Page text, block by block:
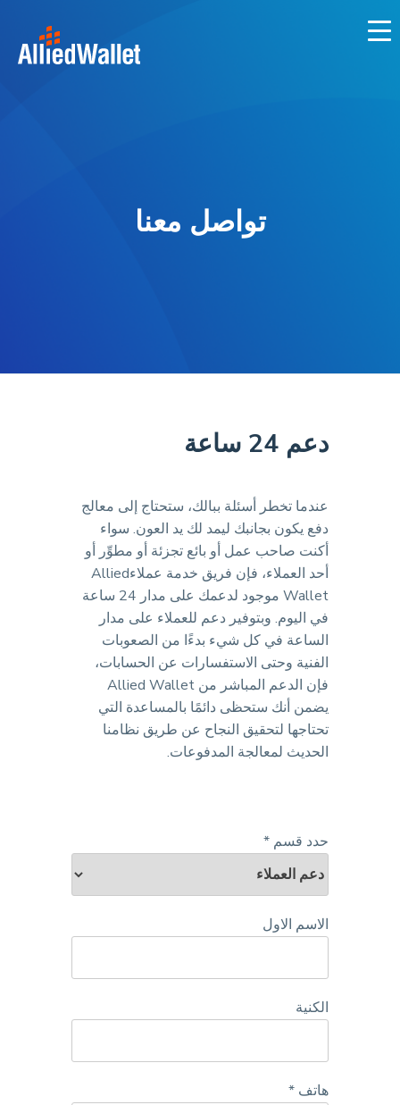
to
تواصل معنا
دعم 24 ساعة
عندما تخطر أسئلة ببالك، ستحتاج إلى معالج
دفع يكون بجانبك ليمد لك يد العون. سواء
أكنت صاحب عمل أو بائع تجزئة أو مطوِّر أو
أحد العملاء، فإن فريق خدمة عملاءAllied
Wallet موجود لدعمك على مدار 24 ساعة
في اليوم. وبتوفير دعم للعملاء على مدار
الساعة في كل شيء بدءًا من الصعوبات
الفنية وحتى الاستفسارات عن الحسابات،
فإن الدعم المباشر من Allied Wallet
يضمن أنك ستحظى دائمًا بالمساعدة التي
تحتاجها لتحقيق النجاح عن طريق نظامنا
الحديث لمعالجة المدفوعات.
حدد قسم *
الاسم الاول
الكنية
هاتف *